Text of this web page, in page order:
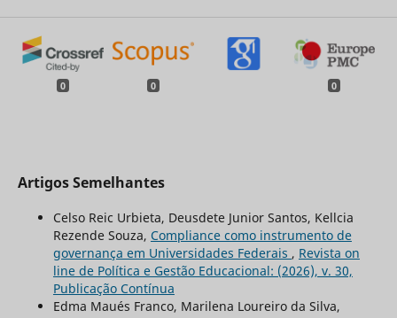
0 0 0
Artigos Semelhantes
Celso Reic Urbieta, Deusdete Junior Santos, Kellcia
Rezende Souza, Compliance como instrumento de
governança em Universidades Federais , Revista on
line de Política e Gestão Educacional: (2026), v. 30,
Publicação Contínua
Edma Maués Franco, Marilena Loureiro da Silva,